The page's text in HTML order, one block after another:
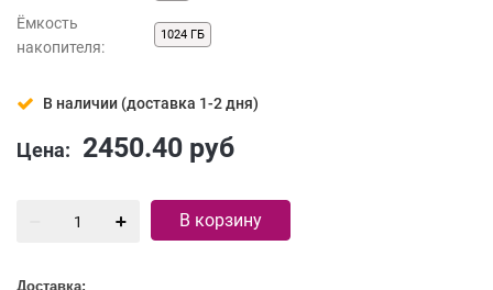
Ёмкость
накопителя:
1024 ГБ
В наличии (доставка 1-2 дня)
Цена: 2450.40 руб
В корзину
Доставка: